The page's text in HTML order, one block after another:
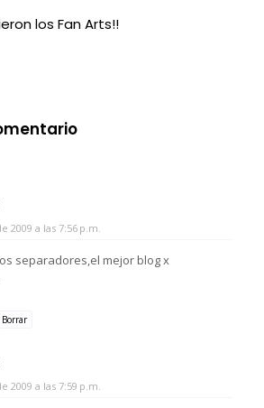
los Fan Arts!!
2009 a las 7:56 p.m.
separadores,el mejor blog x
Borrar
2009 a las 7:59 p.m.